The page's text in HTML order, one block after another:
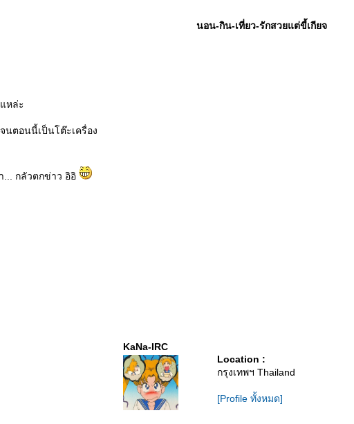
นอน-กิน-เที่ยว-รักสวยแต่ขี้เกียจ
หล่ะ
นตอนนี้เป็นโต๊ะเครื่อง
... กลัวตกข่าว อิอิ
KaNa-IRC
Location :
กรุงเทพฯ Thailand
[Profile ทั้งหมด]